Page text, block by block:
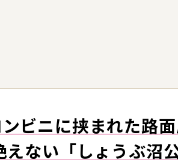
ビニに挟まれた路面
ない「しょうぶ沼